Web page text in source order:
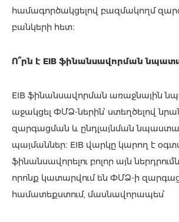
համագործակցելով բազմակողմ
բանկերի հետ։
Ո՞րն է EIB ֆինանսավորման
EIB ֆինանսավորման առաջնային
աջակցել ՓՄՁ-ներին՝ ստեղծելով
զարգացման և ընդլայնման
պայմաններ։ EIB վարկը կարող է
ֆինանսավորելու բոլոր այն
որոնք կատարվում են ՓՄՁ-ի
համատեքստում, մասնավորապես՝